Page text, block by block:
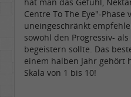
Centre To The Eye"-
uneingeschränkt
sowohl den Progressiv-
begeistern sollte. Das
einem halben Jahr gehört
Skala von 1 bis 10!